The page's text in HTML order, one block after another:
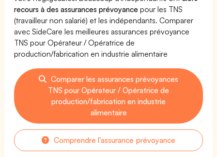
recours à des assurances prévoyance pour les TNS
(travailleur non salarié) et les indépendants. Comparer
avec SideCare les meilleures assurances prévoyance
TNS pour Opérateur / Opératrice de
production/fabrication en industrie alimentaire
Comparer les assurances prévoyances
TNS pour Opérateur / Opératrice de
production/fabrication en industrie
alimentaire
Comprendre l'assurance prévoyance